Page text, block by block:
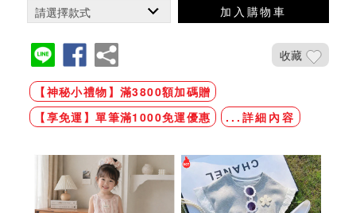
加入購物車
收藏
【神秘小禮物】滿3800額加碼贈
【享免運】單筆滿1000免運優惠
...詳細內容